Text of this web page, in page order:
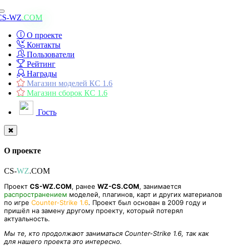
Toggle
navigation
WZ.COM
О проекте
Контакты
Пользователи
Рейтинг
Награды
Магазин моделей КС 1.6
Магазин сборок КС 1.6
Гость
О проекте
CS-WZ.COM
Проект CS-WZ.COM, ранее WZ-CS.COM, занимается
распространением моделей, плагинов, карт и других материалов
по игре Counter-Strike 1.6. Проект был основан в 2009 году и
пришёл на замену другому проекту, который потерял
актуальность.
Мы те, кто продолжают заниматься Counter-Strike 1.6, так как
для нашего проекта это интересно.